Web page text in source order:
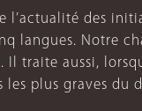
l’actualité des
langues. Notre
traite aussi,
les plus graves du